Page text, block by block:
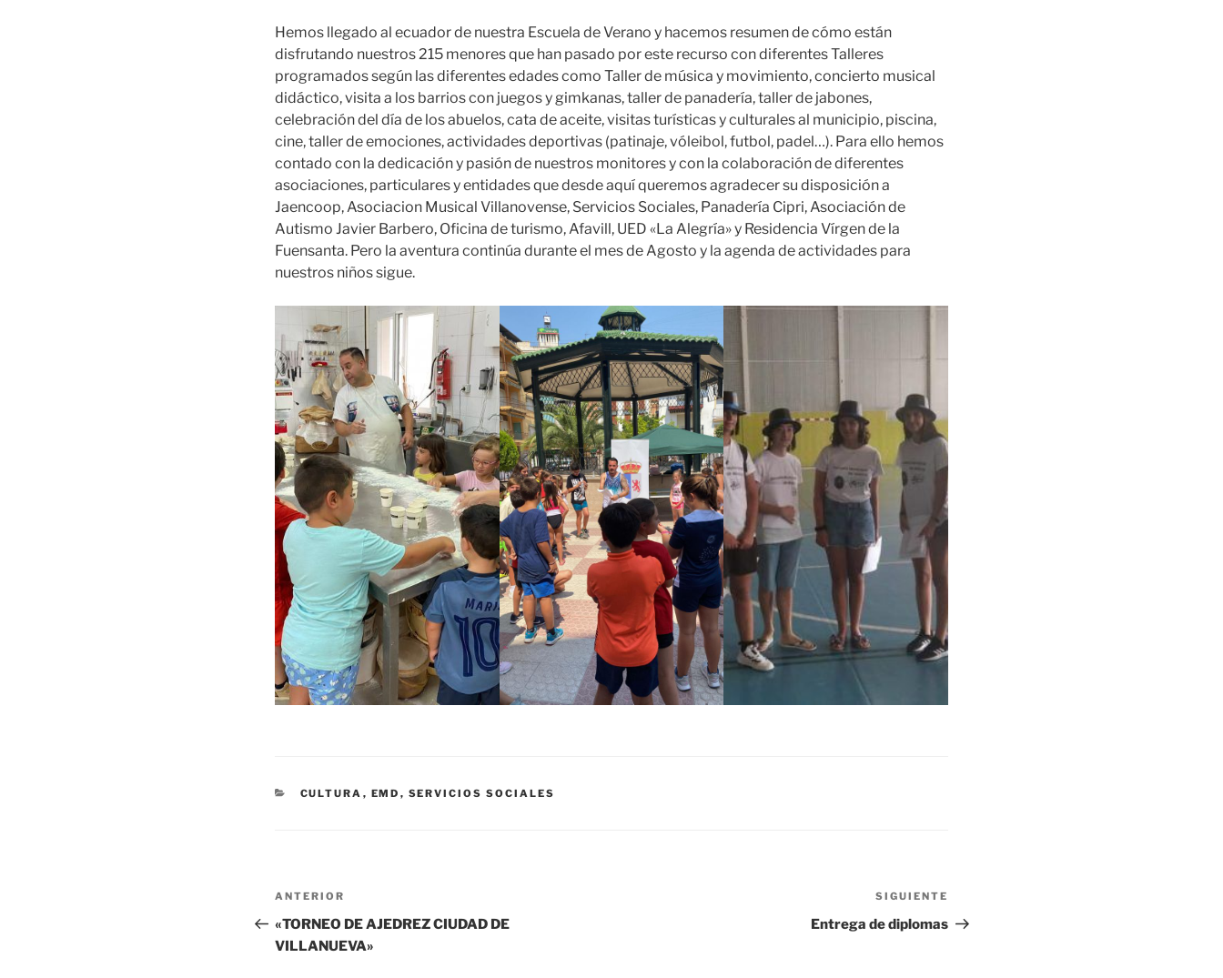
Hemos llegado al ecuador de nuestra Escuela de Verano y hacemos resumen de cómo están
disfrutando nuestros 215 menores que han pasado por este recurso con diferentes Talleres
programados según las diferentes edades como Taller de música y movimiento, concierto musical
didáctico, visita a los barrios con juegos y gimkanas, taller de panadería, taller de jabones,
celebración del día de los abuelos, cata de aceite, visitas turísticas y culturales al municipio, piscina,
cine, taller de emociones, actividades deportivas (patinaje, vóleibol, futbol, padel…). Para ello hemos
contado con la dedicación y pasión de nuestros monitores y con la colaboración de diferentes
asociaciones, particulares y entidades que desde aquí queremos agradecer su disposición a
Jaencoop, Asociacion Musical Villanovense, Servicios Sociales, Panadería Cipri, Asociación de
Autismo Javier Barbero, Oficina de turismo, Afavill, UED «La Alegría» y Residencia Vírgen de la
Fuensanta. Pero la aventura continúa durante el mes de Agosto y la agenda de actividades para
nuestros niños sigue.
CATEGORÍAS
CULTURA , EMD , SERVICIOS SOCIALES
Navegación
de
entradas
Entrada
anterior:
ANTERIOR
«TORNEO DE AJEDREZ CIUDAD DE
VILLANUEVA»
entrada
SIGUIENTE
Entrega de diplomas